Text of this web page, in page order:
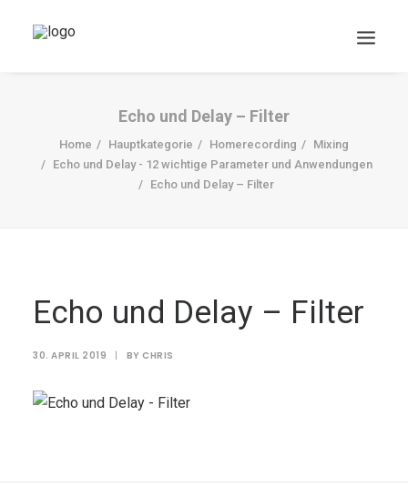
Search
Cart
Echo und Delay – Filter
Home Hauptkategorie Homerecording
Mixing
Echo und Delay - 12 wichtige Parameter und Anwendungen
Echo und Delay – Filter
Echo und Delay – Filter
30. APRIL 2019 | BY CHRIS